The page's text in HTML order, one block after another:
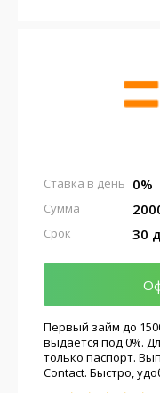
0%
Ставка в день
Сумма
30
Срок
Первый займ до
выдается под 0%.
только паспорт.
Contact. Быстро,